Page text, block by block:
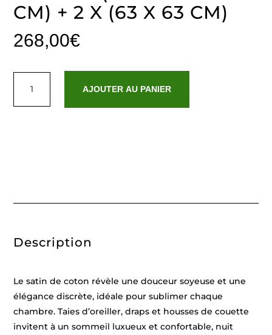
CM) + 2 X (63 X 63 CM)
268,00€
Ensemble
-
cm
+
x
200
30
cm)
+
AJOUTER AU PANIER
Description
Le satin de coton révèle une douceur soyeuse et une
élégance discrète, idéale pour sublimer chaque
chambre. Taies d’oreiller, draps et housses de couette
invitent à un sommeil luxueux et confortable, nuit